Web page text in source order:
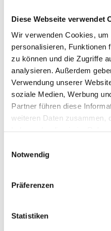
Diese Webseite verwendet
Wir verwenden Cookies,
personalisieren, Funktionen
zu können und die Zugriffe
analysieren. Außerdem
Verwendung unserer
soziale Medien, Werbung
Partner führen diese
weiteren Daten zusammen,
Notwendig
Präferenzen
Statistiken
Cookies, um
Accept
In allen Räumen können
kann von uns